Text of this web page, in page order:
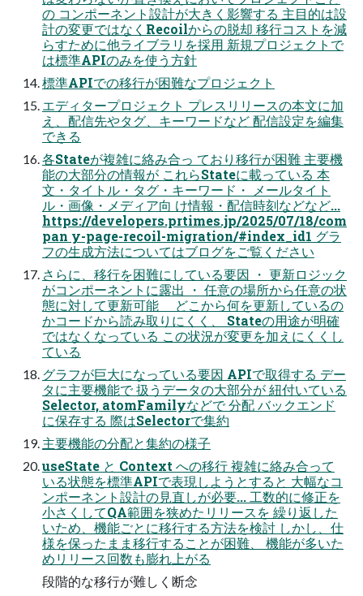
の コンポーネント設計が大きく影響する 主目的は設
計の変更ではなくRecoilからの脱却 移行コストを減
らすために他ライブラリを採用 新規プロジェクトで
は標準APIのみを使う方針
標準APIでの移行が困難なプロジェクト
エディタープロジェクト プレスリリースの本文に加
え、配信先やタグ、キーワードなど 配信設定を編集
できる
各Stateが複雑に絡み合っ ており移行が困難 主要機
能の大部分の情報が これらStateに載っている 本
文・タイトル・タグ・キーワード・ メールタイト
ル・画像・メディア向 け情報・配信時刻などなど...
https://developers.prtimes.jp/2025/07/18/com
pan y-page-recoil-migration/#index_id1 グラ
フの生成方法についてはブログをご覧ください
さらに、移行を困難にしている要因 ・ 更新ロジック
がコンポーネントに露出 ・ 任意の場所から任意の状
態に対して更新可能 どこから何を更新しているの
かコードから読み取りにくく、 Stateの用途が明確
ではなくなっている この状況が変更を加えにくくし
ている
グラフが巨大になっている要因 APIで取得する デー
タに主要機能で 扱うデータの大部分が 紐付いている
Selector, atomFamilyなどで 分配 バックエンド
に保存する 際はSelectorで集約
主要機能の分配と集約の様子
useState と Context への移行 複雑に絡み合って
いる状態を標準APIで表現しようとすると 大幅なコ
ンポーネント設計の見直しが必要... 工数的に修正を
小さくしてQA範囲を狭めたリリースを 繰り返した
いため、機能ごとに移行する方法を検討 しかし、仕
様を保ったまま移行することが困難、 機能が多いた
めリリース回数も膨れ上がる
段階的な移行が難しく断念